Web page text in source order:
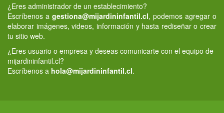
¿Eres administrador de un establecimiento?
Escríbenos a gestiona@mijardininfantil.cl, podemos agregar o
elaborar imágenes, videos, información y hasta rediseñar o crear
tu sitio web.
¿Eres usuario o empresa y deseas comunicarte con el equipo de
mijardininfantil.cl?
Escríbenos a hola@mijardininfantil.cl.